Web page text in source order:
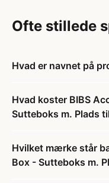
Ofte stillede
Hvad er navnet på
Hvad koster BIBS
Sutteboks m. Plads
Hvilket mærke står
Box - Sutteboks m.